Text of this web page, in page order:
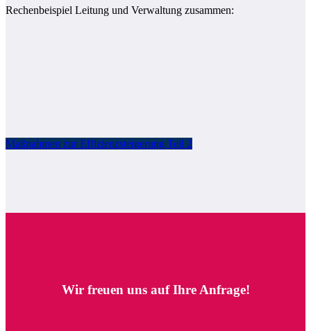
Rechenbeispiel Leitung und Verwaltung zusammen:
Maßnahmen zur Effizienzsteigerung Teil 2
Wir freuen uns auf Ihre Anfrage!